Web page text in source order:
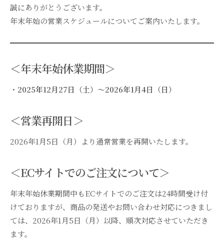
誠にありがとうございます。
年末年始の営業スケジュールについてご案内いたします。
＜年末年始休業期間＞
・ 2025年12月27日（土）～2026年1月4日（日）
＜営業再開日＞
2026年1月5日（月）より通常営業を再開いたします。
＜ECサイトでのご注文について＞
年末年始休業期間中もECサイトでのご注文は24時間受け付
けておりますが、商品の発送やお問い合わせ対応につきまし
ては、2026年1月5日（月）以降、順次対応させていただき
ます。